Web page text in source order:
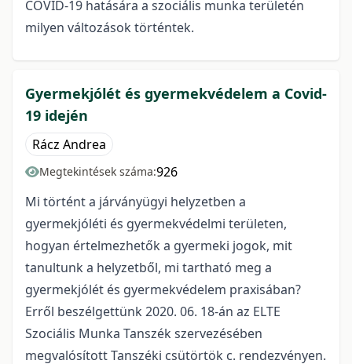
COVID-19 hatására a szociális munka területén
milyen változások történtek.
Gyermekjólét és gyermekvédelem a Covid-
19 idején
Rácz Andrea
Megtekintések száma:926
Mi történt a járványügyi helyzetben a
gyermekjóléti és gyermekvédelmi területen,
hogyan értelmezhetők a gyermeki jogok, mit
tanultunk a helyzetből, mi tartható meg a
gyermekjólét és gyermekvédelem praxisában?
Erről beszélgettünk 2020. 06. 18-án az ELTE
Szociális Munka Tanszék szervezésében
megvalósított Tanszéki csütörtök c. rendezvényen.